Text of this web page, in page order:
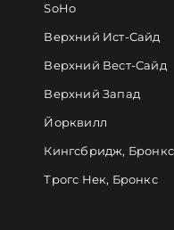
SoHo
Верхний Ист-Сайд
Верхний Вест-Сайд
Верхний Запад
Йорквилл
Кингсбридж, Бронкс
Трогс Нек, Бронкс